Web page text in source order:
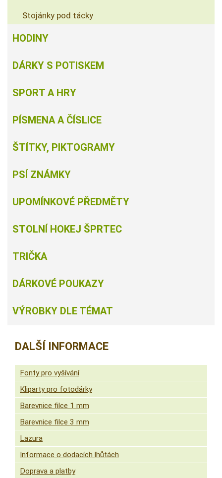
Stojánky pod tácky
HODINY
DÁRKY S POTISKEM
SPORT A HRY
PÍSMENA A ČÍSLICE
ŠTÍTKY, PIKTOGRAMY
PSÍ ZNÁMKY
UPOMÍNKOVÉ PŘEDMĚTY
STOLNÍ HOKEJ ŠPRTEC
TRIČKA
DÁRKOVÉ POUKAZY
VÝROBKY DLE TÉMAT
DALŠÍ INFORMACE
Fonty pro vyšívání
Kliparty pro fotodárky
Barevnice filce 1 mm
Barevnice filce 3 mm
Lazura
Informace o dodacích lhůtách
Doprava a platby